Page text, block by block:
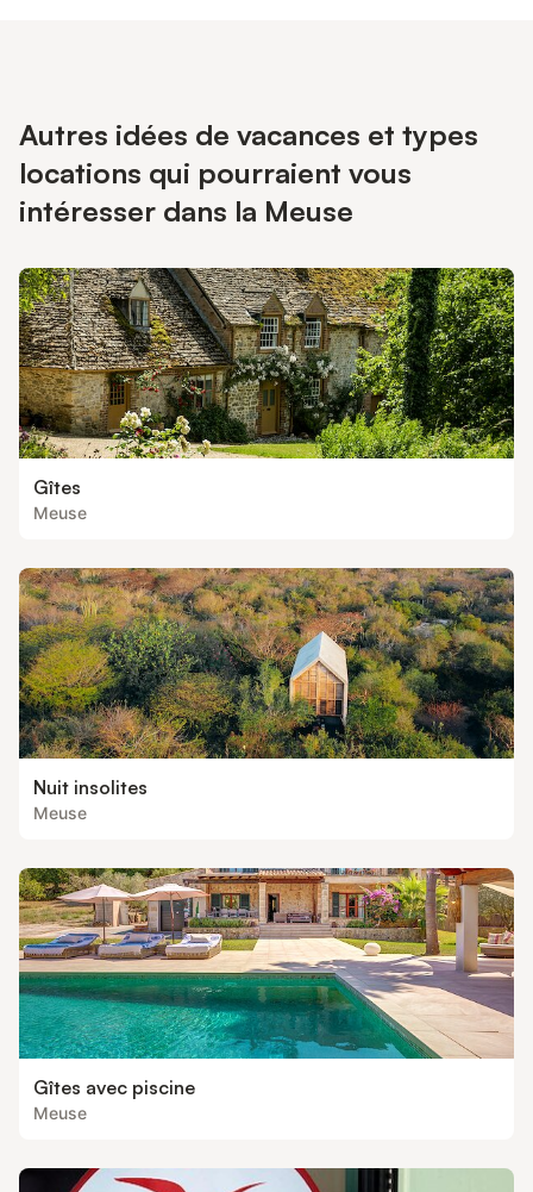
Autres idées de vacances et types
locations qui pourraient vous
intéresser dans la Meuse
Gîtes
Meuse
Nuit insolites
Meuse
Gîtes avec piscine
Meuse